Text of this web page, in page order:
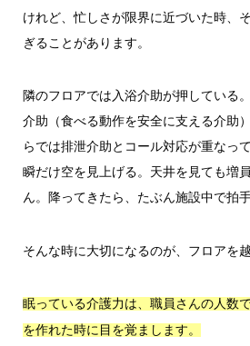
けれど、忙しさが限界に近づいた時、
ぎることがあります。
隣のフロアでは入浴介助が押している
介助（食べる動作を安全に支える介助
らでは排泄介助とコール対応が重なっ
瞬だけ空を見上げる。天井を見ても増
ん。降ってきたら、たぶん施設中で拍手
そんな時に大切になるのが、フロアを
眠っている介護力は、職員さんの人数
を作れた時に目を覚まします。